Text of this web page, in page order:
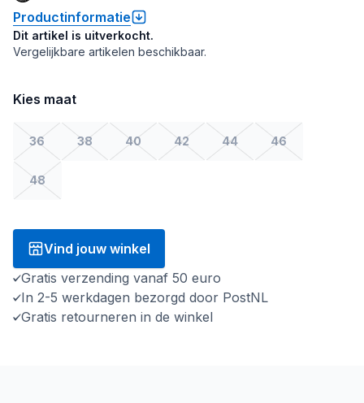
Productinformatie
Dit artikel is uitverkocht.
Vergelijkbare artikelen beschikbaar.
Kies maat
36 38 40 42 44 46
48
Vind jouw winkel
Gratis verzending vanaf 50 euro
In 2-5 werkdagen bezorgd door PostNL
Gratis retourneren in de winkel